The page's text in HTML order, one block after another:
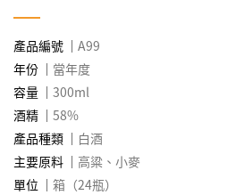
產品編號
A99
年份
當年度
容量
300ml
酒精
58%
產品種類
白酒
主要原料
高粱、小麥
單位
箱（24瓶）